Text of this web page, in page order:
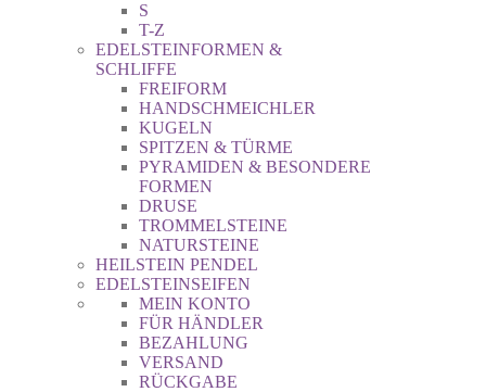
S
T-Z
EDELSTEINFORMEN &
SCHLIFFE
FREIFORM
HANDSCHMEICHLER
KUGELN
SPITZEN & TÜRME
PYRAMIDEN & BESONDERE
FORMEN
DRUSE
TROMMELSTEINE
NATURSTEINE
HEILSTEIN PENDEL
EDELSTEINSEIFEN
MEIN KONTO
FÜR HÄNDLER
BEZAHLUNG
VERSAND
RÜCKGABE